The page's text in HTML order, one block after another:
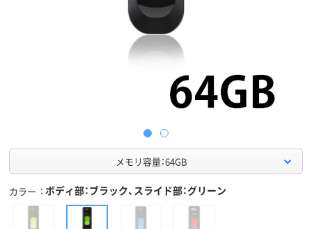
メモリ容量：64GB
カラー ボディ部：ブラック、スライド部：グリーン